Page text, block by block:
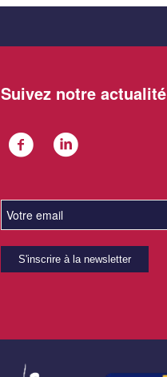
Suivez notre actualité